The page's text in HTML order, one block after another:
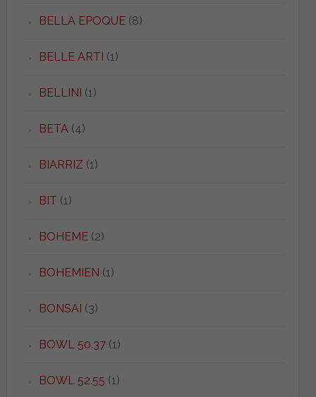
BELLA EPOQUE(8)
BELLE ARTI (1)
BELLINI (1)
BETA(4)
BIARRIZ (1)
BIT (1)
BOHEME(2)
BOHEMIEN (1)
BONSAI (3)
BOWL 50.37(1)
BOWL 52.55 (1)